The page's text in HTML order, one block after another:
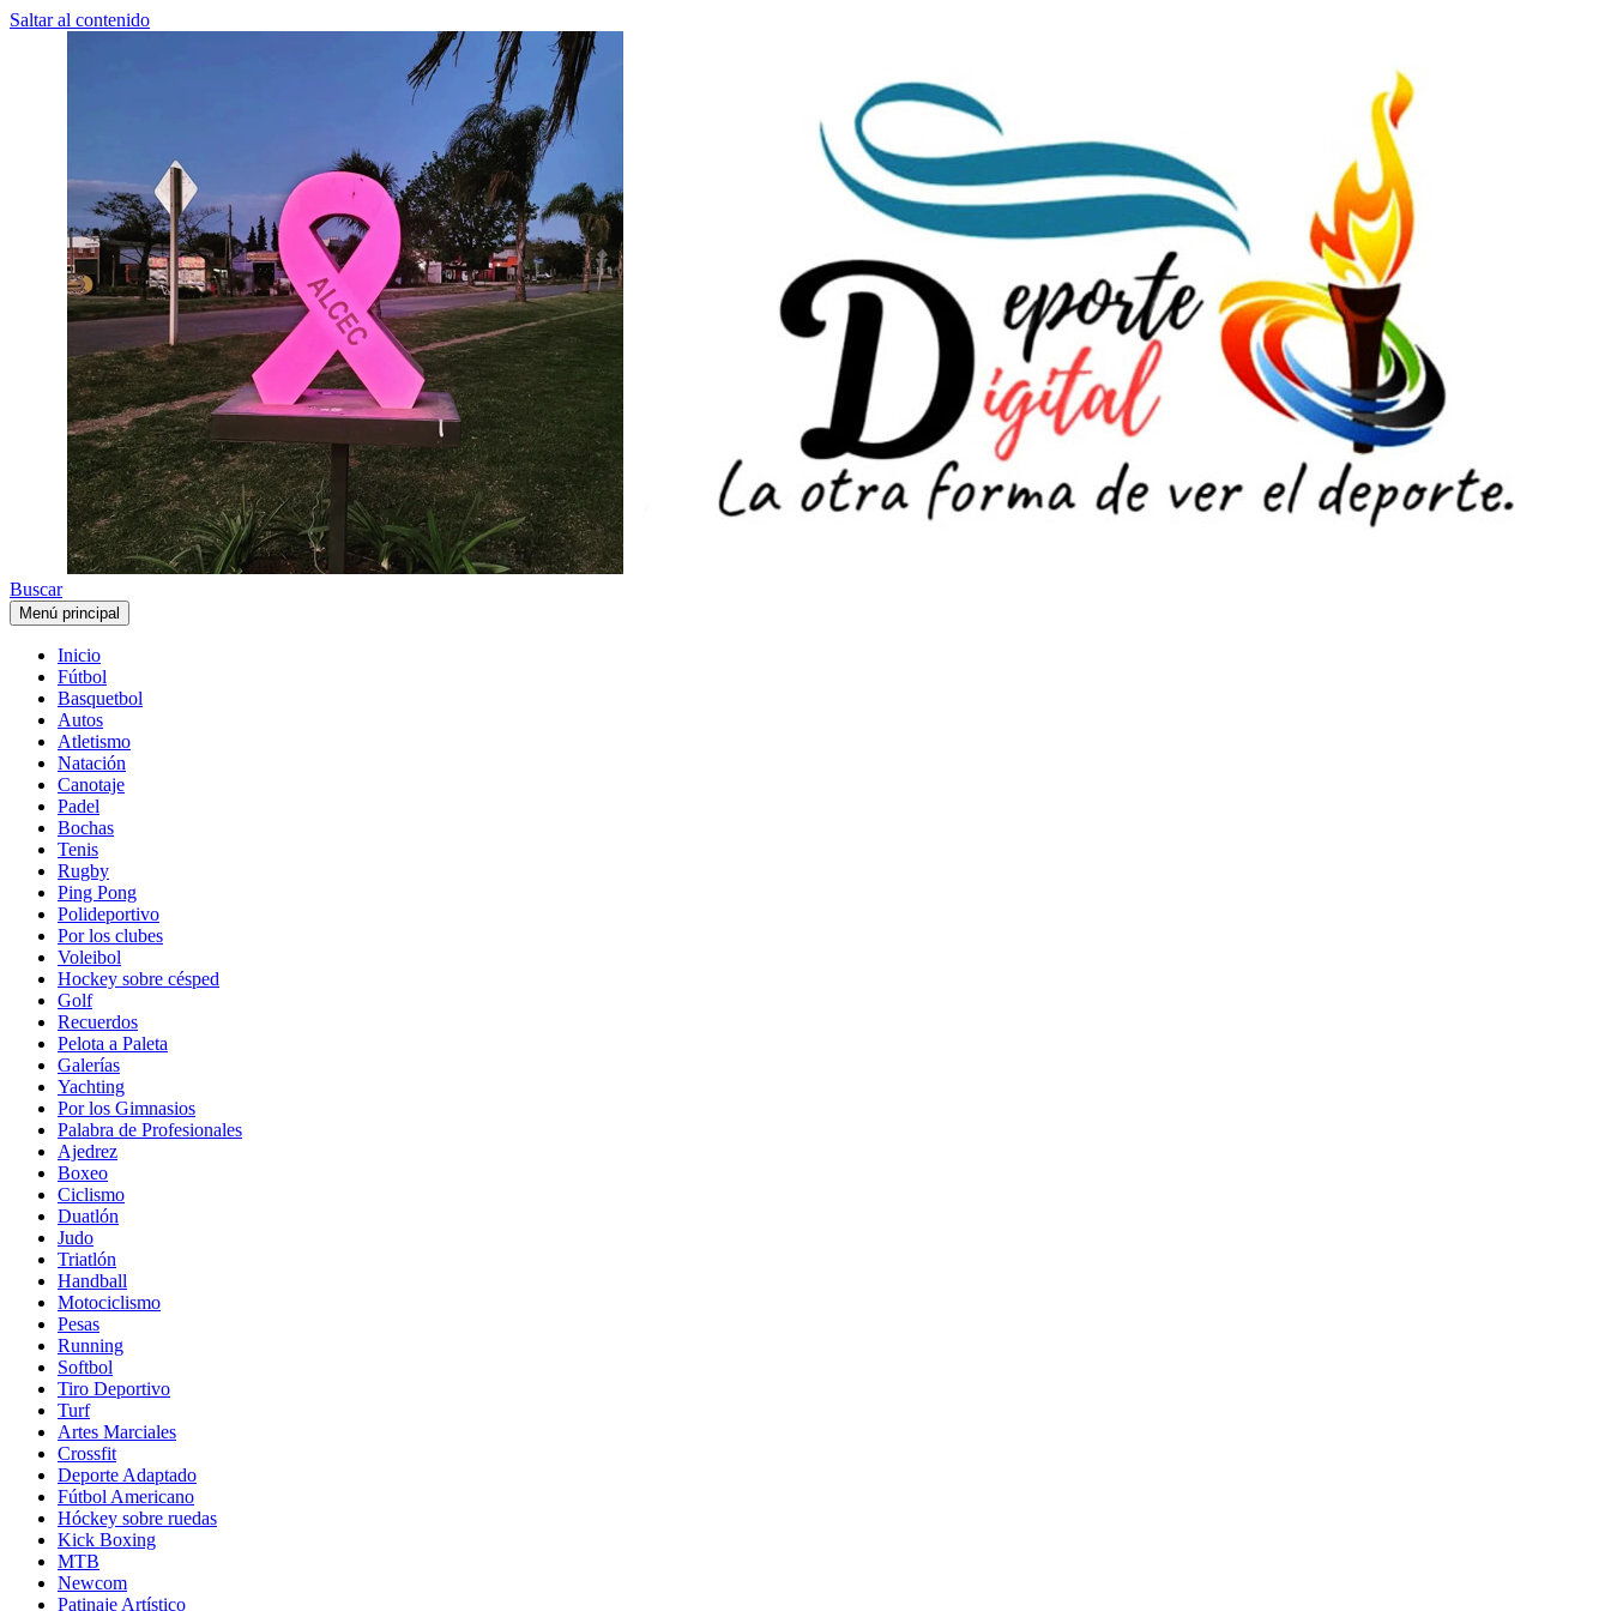
Saltar al contenido
Buscar
Menú principal
Inicio
Fútbol
Basquetbol
Autos
Atletismo
Natación
Canotaje
Padel
Bochas
Tenis
Rugby
Ping Pong
Polideportivo
Por los clubes
Voleibol
Hockey sobre césped
Golf
Recuerdos
Pelota a Paleta
Galerías
Yachting
Por los Gimnasios
Palabra de Profesionales
Ajedrez
Boxeo
Ciclismo
Duatlón
Judo
Triatlón
Handball
Motociclismo
Pesas
Running
Softbol
Tiro Deportivo
Turf
Artes Marciales
Crossfit
Deporte Adaptado
Fútbol Americano
Hóckey sobre ruedas
Kick Boxing
MTB
Newcom
Patinaje Artístico